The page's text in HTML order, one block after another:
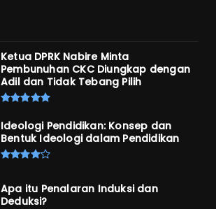
Ketua DPRK Nabire Minta
Pembunuhan CKC Diungkap dengan
Adil dan Tidak Tebang Pilih
Ideologi Pendidikan: Konsep dan
Bentuk Ideologi dalam Pendidikan
Apa itu Penalaran Induksi dan
Deduksi?